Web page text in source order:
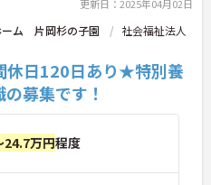
更新日：2025年04月02日
ーム 片岡杉の子園
社会福祉法人
休日120日あり★特別養
募集です！
24.7万円程度